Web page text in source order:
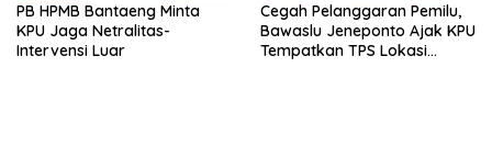
PB HPMB Bantaeng Minta
KPU Jaga Netralitas-
Intervensi Luar
Cegah Pelanggaran Pemilu,
Bawaslu Jeneponto Ajak KPU
Tempatkan TPS Lokasi